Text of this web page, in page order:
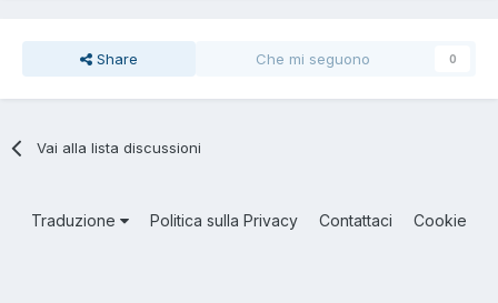
Share Che mi seguono 0
Vai alla lista discussioni
Traduzione Politica sulla Privacy Contattaci Cookie